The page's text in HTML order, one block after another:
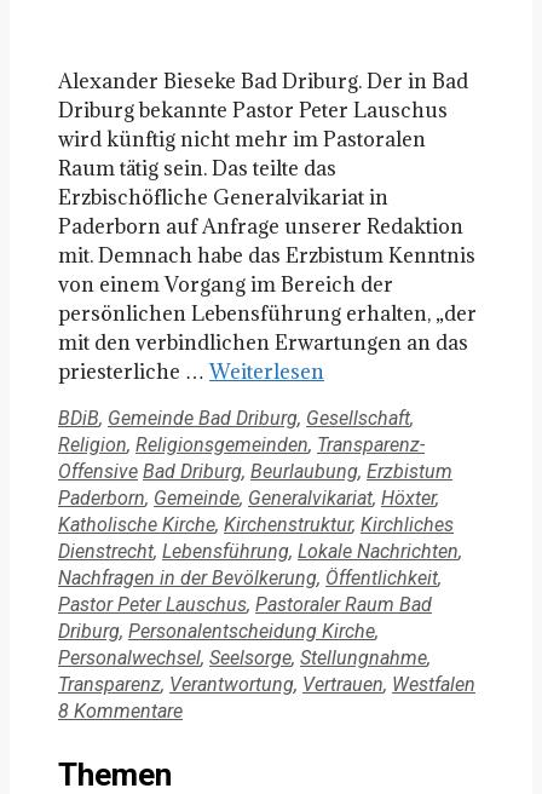
Alexander Bieseke Bad Driburg. Der in Bad
Driburg bekannte Pastor Peter Lauschus
wird künftig nicht mehr im Pastoralen
Raum tätig sein. Das teilte das
Erzbischöfliche Generalvikariat in
Paderborn auf Anfrage unserer Redaktion
mit. Demnach habe das Erzbistum Kenntnis
von einem Vorgang im Bereich der
persönlichen Lebensführung erhalten, „der
mit den verbindlichen Erwartungen an das
priesterliche …Weiterlesen
Kategorien
BDiB, Gemeinde Bad Driburg, Gesellschaft,
Religion, Religionsgemeinden, Transparenz-
Offensive Schlagwörter
Bad Driburg, Beurlaubung, Erzbistum
Paderborn, Gemeinde, Generalvikariat, Höxter,
Katholische Kirche, Kirchenstruktur, Kirchliches
Dienstrecht, Lebensführung, Lokale Nachrichten,
Nachfragen in der Bevölkerung, Öffentlichkeit,
Pastor Peter Lauschus, Pastoraler Raum Bad
Driburg, Personalentscheidung Kirche,
Personalwechsel, Seelsorge, Stellungnahme,
Transparenz, Verantwortung, Vertrauen, Westfalen
8 Kommentare
Themen